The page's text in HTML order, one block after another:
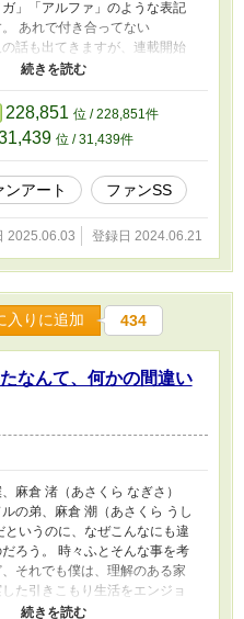
ガ」「アルファ」のような表記
あれで付き合ってない
話も出てきますが、連載開始
、公開中のお話とは違っている
ノリで書いたものもあるので、
にお読みただければと思いま
タイトル変更しました。 ツ
、他にも色々と置く場所にし
などもここにまとめて掲載させ
Rが付きそう？なやつも置け
ておきます。
228,851 位 / 228,851件
位 / 31,439件
ンアート ファンSS
2025.06.03 登録日 2024.06.21
入りに追加 434
なんて、何かの間違い
麻倉 渚（あさくら なぎさ）
の弟、麻倉 潮（あさくら うし
というのに、なぜこんなにも違
ろう。 時々ふとそんな事を考
それでも僕は、理解のある家
た引きこもり生活をエンジョ
は極度の人見知りであがり症